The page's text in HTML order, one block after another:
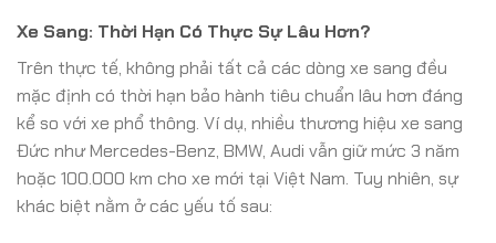
Xe Sang: Thời Hạn Có Thực Sự Lâu Hơn?
Trên thực tế, không phải tất cả các dòng xe sang đều
mặc định có thời hạn bảo hành tiêu chuẩn lâu hơn đáng
kể so với xe phổ thông. Ví dụ, nhiều thương hiệu xe sang
Đức như Mercedes-Benz, BMW, Audi vẫn giữ mức 3 năm
hoặc 100.000 km cho xe mới tại Việt Nam. Tuy nhiên, sự
khác biệt nằm ở các yếu tố sau: